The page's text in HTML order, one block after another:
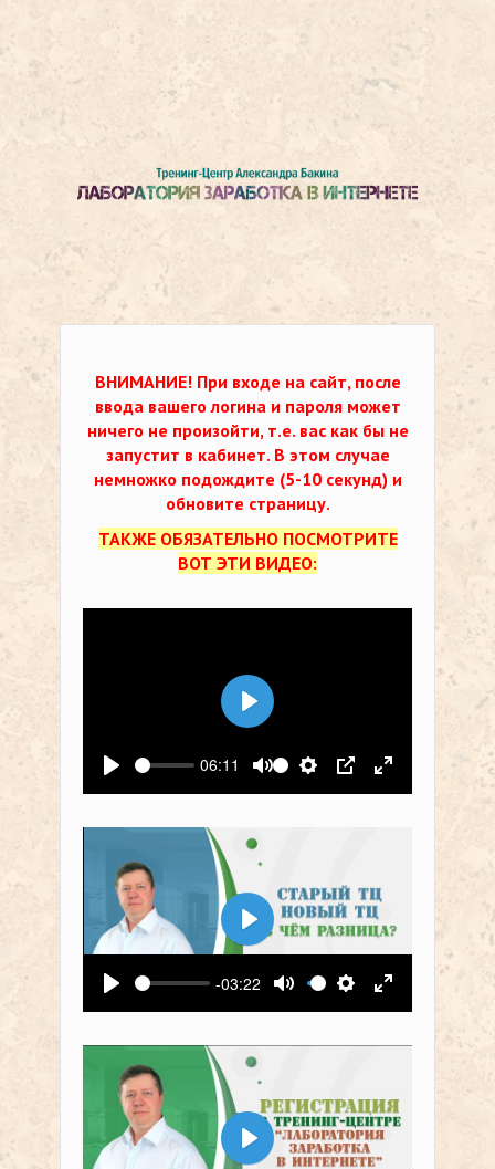
ВНИМАНИЕ! При входе на сайт, после
ввода вашего логина и пароля может
ничего не произойти, т.е. вас как бы не
запустит в кабинет. В этом случае
немножко подождите (5-10 секунд) и
обновите страницу.
ТАКЖЕ ОБЯЗАТЕЛЬНО ПОСМОТРИТЕ
ВОТ ЭТИ ВИДЕО:
Воспроизвести
06:11
Выключить звук
Настройки
PIP На весь
Воспроизвести
Воспроизвести
-03:22
Выключить звук
Настройки
На весь
Воспроизвести
Воспроизвести